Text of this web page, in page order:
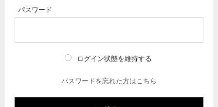
パスワード
ログイン状態を維持する
パスワードを忘れた方はこちら